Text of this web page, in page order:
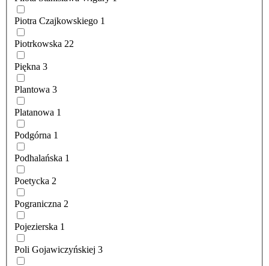
Piotra Czajkowskiego 1
Piotrkowska 22
Piękna 3
Plantowa 3
Platanowa 1
Podgórna 1
Podhalańska 1
Poetycka 2
Pograniczna 2
Pojezierska 1
Poli Gojawiczyńskiej 3